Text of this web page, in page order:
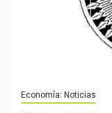
Economía: Noticias